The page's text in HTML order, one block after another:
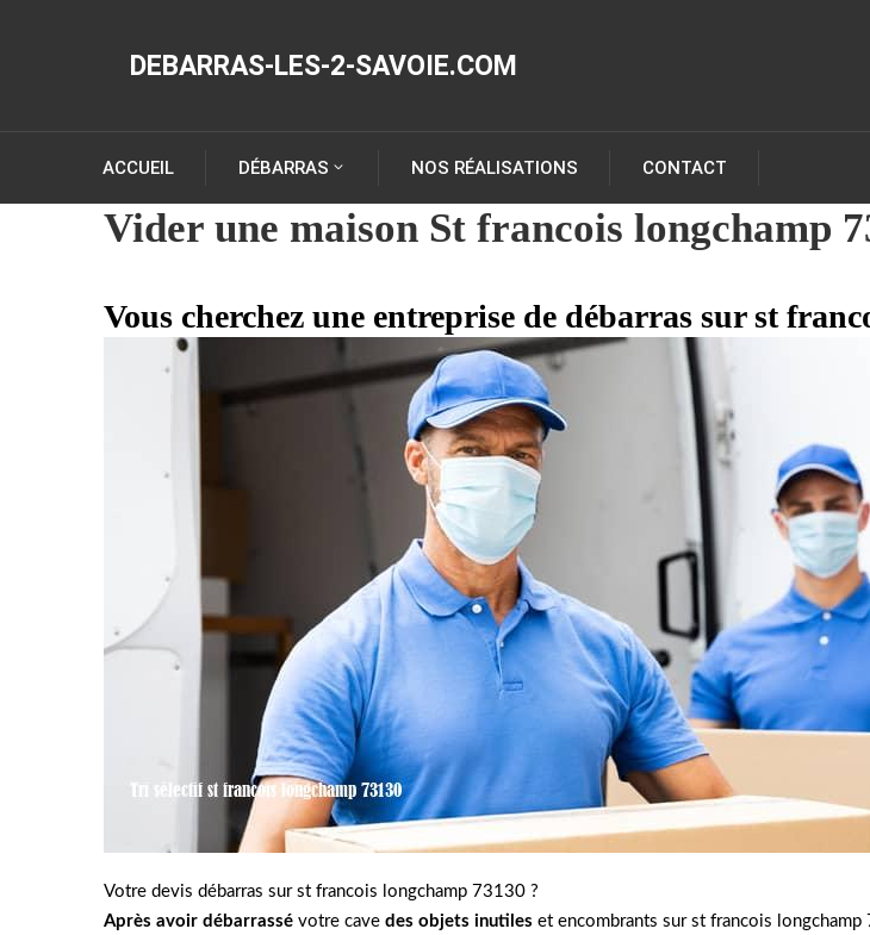
DEBARRAS-LES-2-SAVOIE.COM
ACCUEIL DÉBARRAS NOS RÉALISATIONS CONTACT
Vider une maison St francois longchamp
Vous cherchez une entreprise de débarras sur st
Votre devis débarras sur st francois longchamp 73130 ?
Après avoir débarrassé votre cave des objets inutiles et encombrants sur st francois